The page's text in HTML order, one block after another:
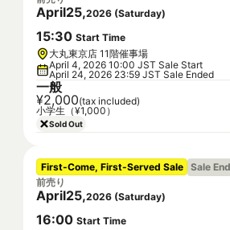
April25,2026 (Saturday)
15:30 Start Time
大丸東京店 11階催事場
April 4, 2026 10:00 JST Sale Start
April 24, 2026 23:59 JST Sale Ended
一般
¥2,000(tax included)
小学生（¥1,000）
Sold Out
First-Come, First-Served Sale Sale
前売り
April25,2026 (Saturday)
16:00 Start Time